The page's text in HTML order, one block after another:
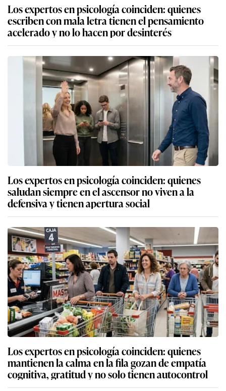
Los expertos en psicología coinciden: quienes
escriben con mala letra tienen el pensamiento
acelerado y no lo hacen por desinterés
Los expertos en psicología coinciden: quienes
saludan siempre en el ascensor no viven a la
defensiva y tienen apertura social
Los expertos en psicología coinciden: quienes
mantienen la calma en la fila gozan de empatía
cognitiva, gratitud y no solo tienen autocontrol